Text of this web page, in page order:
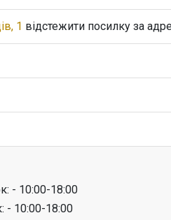
1 відстежити посилку за
- 10:00-18:00
- 10:00-18:00